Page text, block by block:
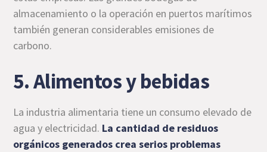
almacenamiento o la operación en puertos marítimos
también generan considerables emisiones de
carbono.
5. Alimentos y bebidas
La industria alimentaria tiene un consumo elevado de
agua y electricidad. La cantidad de residuos
orgánicos generados crea serios problemas